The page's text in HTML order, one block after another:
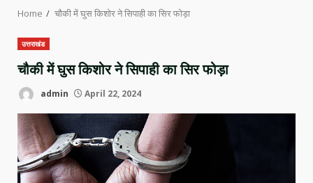
Home चौकी में घुस किशोर ने सिपाही का सिर फोड़ा
उत्तराखंड
चौकी में घुस किशोर ने सिपाही का सिर फोड़ा
admin April 22, 2024